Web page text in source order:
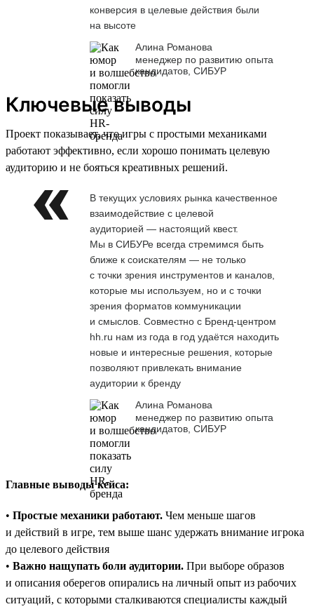
конверсия в целевые действия были
на высоте
Алина Романова
менеджер по развитию опыта
кандидатов, СИБУР
Ключевые выводы
Проект показывает, что игры с простыми механиками
работают эффективно, если хорошо понимать целевую
аудиторию и не бояться креативных решений.
В текущих условиях рынка качественное
взаимодействие с целевой
аудиторией — настоящий квест.
Мы в СИБУРе всегда стремимся быть
ближе к соискателям — не только
с точки зрения инструментов и каналов,
которые мы используем, но и с точки
зрения форматов коммуникации
и смыслов. Совместно с Бренд-центром
hh.ru нам из года в год удаётся находить
новые и интересные решения, которые
позволяют привлекать внимание
аудитории к бренду
Алина Романова
менеджер по развитию опыта
кандидатов, СИБУР
Главные выводы кейса:
• Простые механики работают. Чем меньше шагов
и действий в игре, тем выше шанс удержать внимание игрока
до целевого действия
• Важно нащупать боли аудитории. При выборе образов
и описания оберегов опирались на личный опыт из рабочих
ситуаций, с которыми сталкиваются специалисты каждый